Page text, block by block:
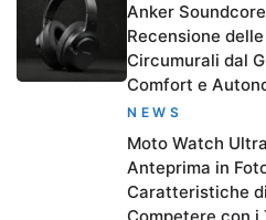
Anker
Recensione
Circumurali dal
Comfort e
NEWS
Moto Watch
Anteprima in
Caratteristiche